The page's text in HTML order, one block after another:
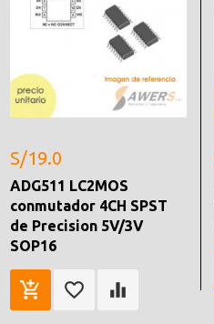
S/19.0
ADG511 LC2MOS
conmutador 4CH SPST
de Precision 5V/3V
SOP16